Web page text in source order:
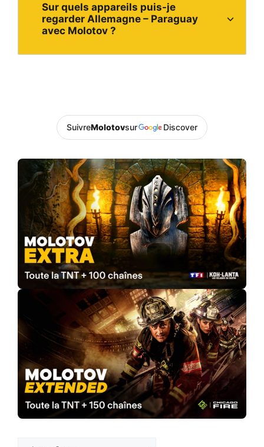
Sur quels appareils puis-je
regarder Allemagne – Paraguay
avec Molotov ?
SuivreMolotovsur Discover